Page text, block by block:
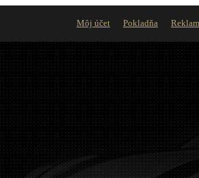
Môj účet Pokladňa